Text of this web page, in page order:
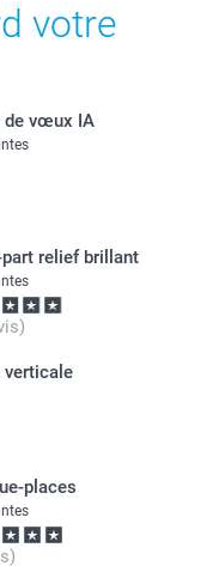
votre
de vœux IA
part relief brillant
verticale
places